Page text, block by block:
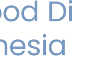
Di